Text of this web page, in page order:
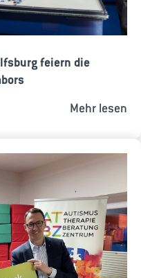
feiern die
Mehr lesen